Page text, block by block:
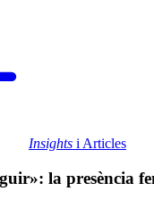
Insights i Articles
la presència